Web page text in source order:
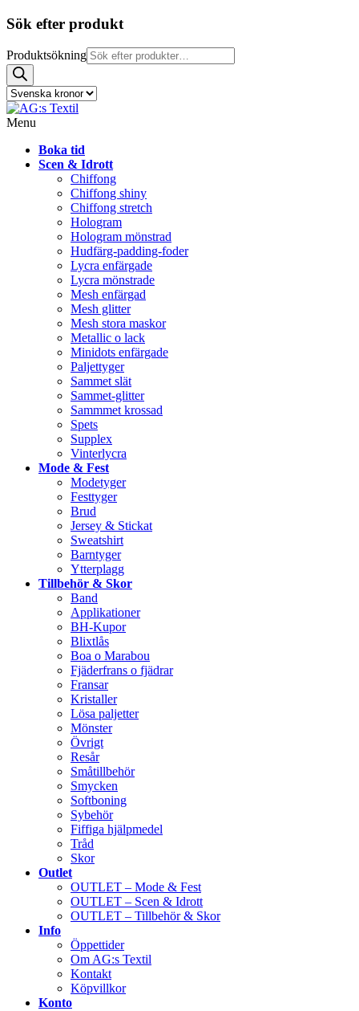
Sök efter produkt
Produktsökning
Menu
Boka tid
Scen & Idrott
Chiffong
Chiffong shiny
Chiffong stretch
Hologram
Hologram mönstrad
Hudfärg-padding-foder
Lycra enfärgade
Lycra mönstrade
Mesh enfärgad
Mesh glitter
Mesh stora maskor
Metallic o lack
Minidots enfärgade
Paljettyger
Sammet slät
Sammet-glitter
Sammmet krossad
Spets
Supplex
Vinterlycra
Mode & Fest
Modetyger
Festtyger
Brud
Jersey & Stickat
Sweatshirt
Barntyger
Ytterplagg
Tillbehör & Skor
Band
Applikationer
BH-Kupor
Blixtlås
Boa o Marabou
Fjäderfrans o fjädrar
Fransar
Kristaller
Lösa paljetter
Mönster
Övrigt
Resår
Småtillbehör
Smycken
Softboning
Sybehör
Fiffiga hjälpmedel
Tråd
Skor
Outlet
OUTLET – Mode & Fest
OUTLET – Scen & Idrott
OUTLET – Tillbehör & Skor
Info
Öppettider
Om AG:s Textil
Kontakt
Köpvillkor
Konto